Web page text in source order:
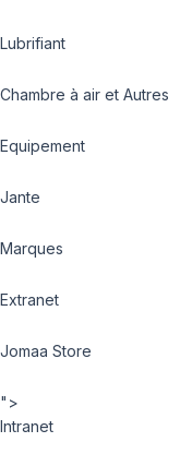
Lubrifiant
Chambre à air et Autres
Equipement
Jante
Marques
Extranet
Jomaa Store
">
Intranet